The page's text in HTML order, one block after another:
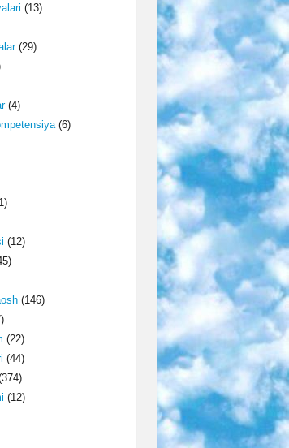
(13)
(29)
(4)
(6)
(12)
(146)
(22)
(44)
(12)